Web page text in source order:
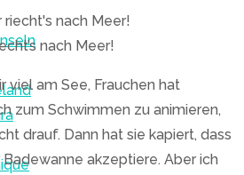
nach Meer!
viel am See, Frauchen hat
zum Schwimmen zu animieren,
drauf. Dann hat sie kapiert, dass
akzeptiere. Aber ich